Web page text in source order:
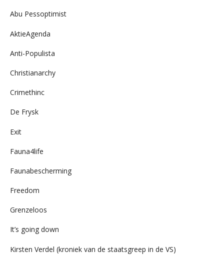
Abu Pessoptimist
AktieAgenda
Anti-Populista
Christianarchy
Crimethinc
De Frysk
Exit
Fauna4life
Faunabescherming
Freedom
Grenzeloos
It’s going down
Kirsten Verdel (kroniek van de staatsgreep in de VS)